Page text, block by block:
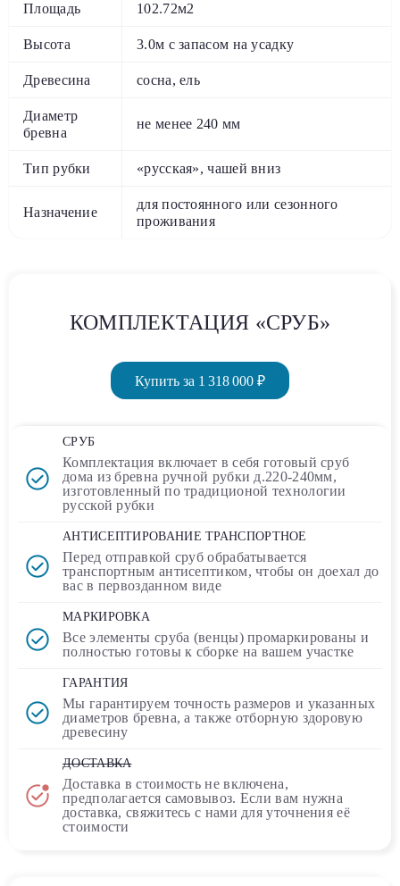
Площадь 102.72м2
Высота 3.0м с запасом на усадку
Древесина сосна, ель
Диаметр
бревна
не менее 240 мм
Тип рубки «русская», чашей вниз
Назначение
для постоянного или сезонного
проживания
КОМПЛЕКТАЦИЯ «СРУБ»
Купить за 1 318 000 ₽
СРУБ
Комплектация включает в себя готовый сруб
дома из бревна ручной рубки д.220-240мм,
изготовленный по традиционой технологии
русской рубки
АНТИСЕПТИРОВАНИЕ ТРАНСПОРТНОЕ
Перед отправкой сруб обрабатывается
транспортным антисептиком, чтобы он доехал до
вас в первозданном виде
МАРКИРОВКА
Все элементы сруба (венцы) промаркированы и
полностьюготовы к сборке на вашем участке
ГАРАНТИЯ
Мы гарантируем точность размеров и указанных
диаметров бревна, а также отборную здоровую
древесину
ДОСТАВКА
Доставка в стоимостьне включена,
предполагается самовывоз. Если вам нужна
доставка, свяжитесь с нами для уточнения её
стоимости